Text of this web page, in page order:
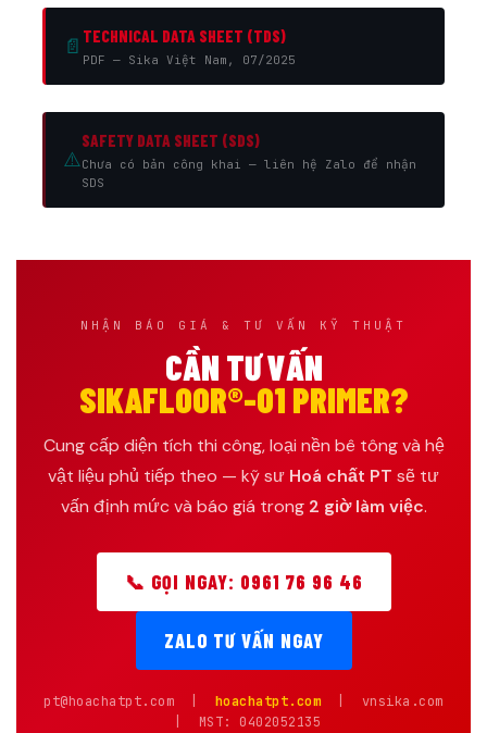
📄 TECHNICAL DATA SHEET (TDS)
PDF — Sika Việt Nam, 07/2025
⚠️
SAFETY DATA SHEET (SDS)
Chưa có bản công khai — liên hệ Zalo để nhận
SDS
NHẬN BÁO GIÁ & TƯ VẤN KỸ THUẬT
CẦN TƯ VẤN
SIKAFLOOR®-01 PRIMER?
Cung cấp diện tích thi công, loại nền bê tông và hệ
vật liệu phủ tiếp theo — kỹ sư Hoá chất PT sẽ tư
vấn định mức và báo giá trong 2 giờ làm việc.
📞 GỌI NGAY: 0961 76 96 46
ZALO TƯ VẤN NGAY
pt@hoachatpt.com | hoachatpt.com | vnsika.com
| MST: 0402052135